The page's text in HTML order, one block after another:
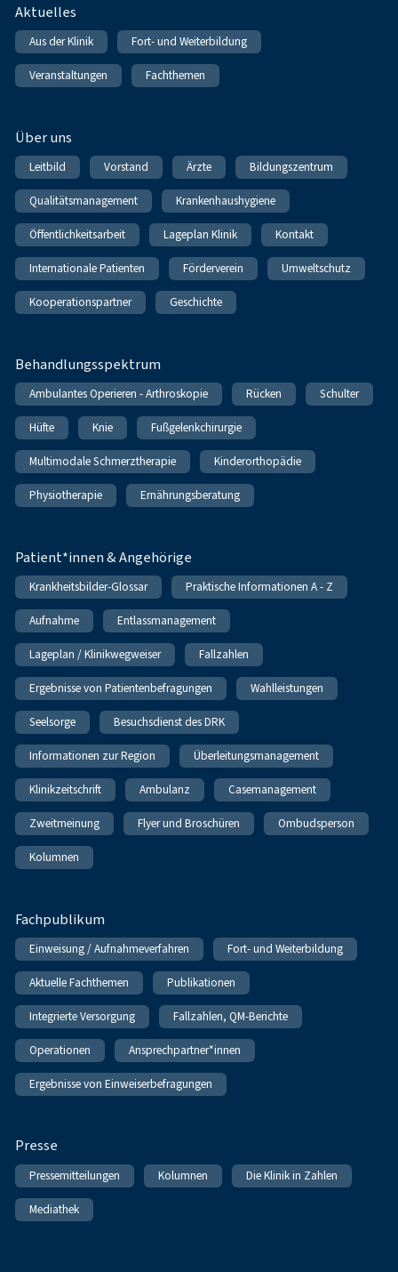
Fußnavigation
Aktuelles
Aus der Klinik Fort- und Weiterbildung
Veranstaltungen Fachthemen
Über uns
Leitbild Vorstand Ärzte Bildungszentrum
Qualitätsmanagement Krankenhaushygiene
Öffentlichkeitsarbeit Lageplan Klinik Kontakt
Internationale Patienten Förderverein Umweltschutz
Kooperationspartner Geschichte
Behandlungsspektrum
Ambulantes Operieren - Arthroskopie Rücken Schulter
Hüfte Knie Fußgelenkchirurgie
Multimodale Schmerztherapie Kinderorthopädie
Physiotherapie Ernährungsberatung
Patient*innen & Angehörige
Krankheitsbilder-Glossar Praktische Informationen A - Z
Aufnahme Entlassmanagement
Lageplan / Klinikwegweiser Fallzahlen
Ergebnisse von Patientenbefragungen Wahlleistungen
Seelsorge Besuchsdienst des DRK
Informationen zur Region Überleitungsmanagement
Klinikzeitschrift Ambulanz Casemanagement
Zweitmeinung Flyer und Broschüren Ombudsperson
Kolumnen
Fachpublikum
Einweisung / Aufnahmeverfahren Fort- und Weiterbildung
Aktuelle Fachthemen Publikationen
Integrierte Versorgung Fallzahlen, QM-Berichte
Operationen Ansprechpartner*innen
Ergebnisse von Einweiserbefragungen
Presse
Pressemitteilungen Kolumnen Die Klinik in Zahlen
Mediathek